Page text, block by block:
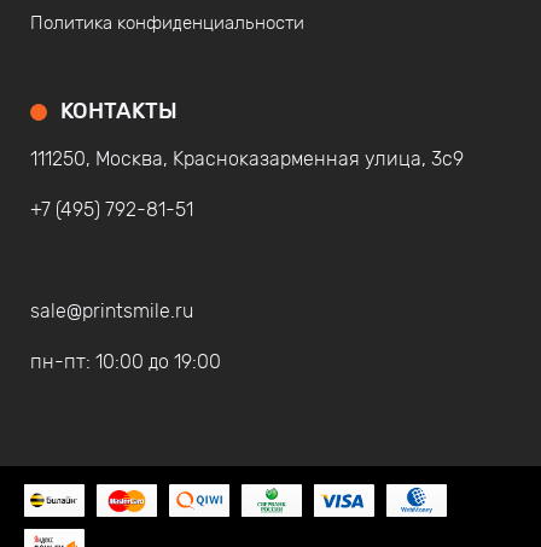
Политика конфиденциальности
КОНТАКТЫ
111250, Москва, Красноказарменная улица, 3с9
+7 (495) 792-81-51
sale@printsmile.ru
пн-пт: 10:00 до 19:00